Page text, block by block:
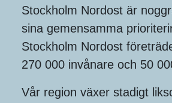
Stockholm Nordost är
sina gemensamma
Stockholm Nordost
270 000 invånare och 50
Vår region växer stadigt